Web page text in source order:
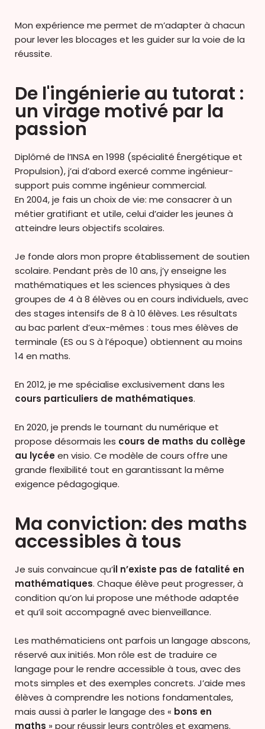
Mon expérience me permet de m’adapter à chacun
pour lever les blocages et les guider sur la voie de la
réussite.
De l'ingénierie au tutorat :
un virage motivé par la
passion
Diplômé de l’INSA en 1998 (spécialité Énergétique et
Propulsion), j’ai d’abord exercé comme ingénieur-
support puis comme ingénieur commercial.
En 2004, je fais un choix de vie: me consacrer à un
métier gratifiant et utile, celui d’aider les jeunes à
atteindre leurs objectifs scolaires.
Je fonde alors mon propre établissement de soutien
scolaire. Pendant près de 10 ans, j’y enseigne les
mathématiques et les sciences physiques à des
groupes de 4 à 8 élèves ou en cours individuels, avec
des stages intensifs de 8 à 10 élèves. Les résultats
au bac parlent d’eux-mêmes : tous mes élèves de
terminale (ES ou S à l’époque) obtiennent au moins
14 en maths.
En 2012, je me spécialise exclusivement dans les
cours particuliers de mathématiques.
En 2020, je prends le tournant du numérique et
propose désormais les cours de maths du collège
au lycéeen visio. Ce modèle de cours offre une
grande flexibilité tout en garantissant la même
exigence pédagogique.
Ma conviction: des maths
accessibles à tous
Je suis convaincue qu’il n’existe pas de fatalité en
mathématiques. Chaque élève peut progresser, à
condition qu’on lui propose une méthode adaptée
et qu’il soit accompagné avec bienveillance.
Les mathématiciens ont parfois un langage abscons,
réservé aux initiés. Mon rôle est de traduire ce
langage pour le rendre accessible à tous, avec des
mots simples et des exemples concrets. J’aide mes
élèves à comprendre les notions fondamentales,
mais aussi à parler le langage des « bons en
maths » pour réussir leurs contrôles et examens.